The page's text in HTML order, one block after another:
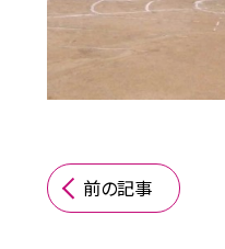
前の記事